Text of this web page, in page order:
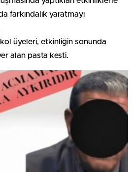
farkındalık yaratmayı
üyeleri, etkinliğin sonunda
alan pasta kesti.